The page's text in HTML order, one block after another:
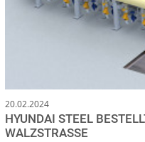
20.02.2024
HYUNDAI STEEL
WALZSTRASSE